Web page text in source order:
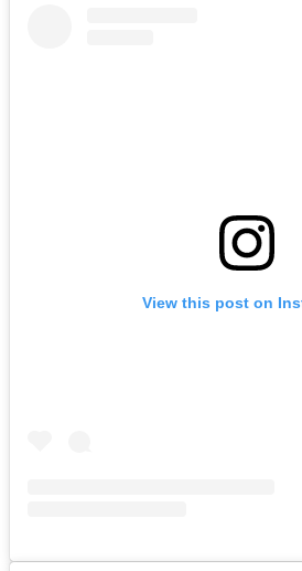
View this post on